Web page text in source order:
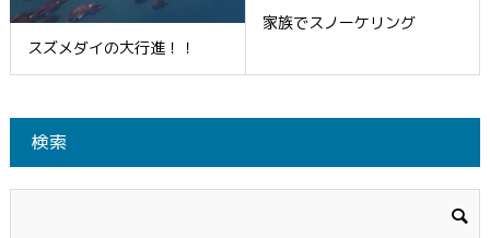
スズメダイの大行進！！
家族でスノーケリング
検索